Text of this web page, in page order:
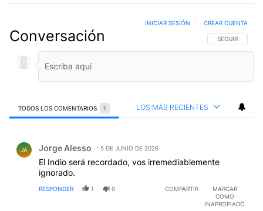
Conversación SIGA ESTA
SEGUIR
INICIAR SESIÓN CREAR CUENTA
TODOS LOS COMENTARIOS 1 LOS MÁS RECIENTES
JA Jorge Alesso 5 DE JUNIO DE 2026
El Indio será recordado, vos irremediablemente
ignorado.
RESPONDER 1 0 COMPARTIR
MARCAR
COMO
INAPROPIADO